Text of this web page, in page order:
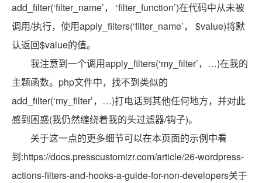
add_filter(‘filter_name’， ‘filter_function’)在代码中从未被
调用/执行，使用apply_filters(‘filter_name’， $value)将默
认返回$value的值。
我注意到一个调用apply_filters(‘my_filter’，…)在我的
主题函数。php文件中，找不到类似的
add_filter(‘my_filter’，…)打电话到其他任何地方，并对此
感到困惑(我仍然缠绕着我的头过滤器/钩子)。
关于这一点的更多细节可以在本页面的示例中看
到:https://docs.presscustomizr.com/article/26-wordpress-
actions-filters-and-hooks-a-guide-for-non-developers关于